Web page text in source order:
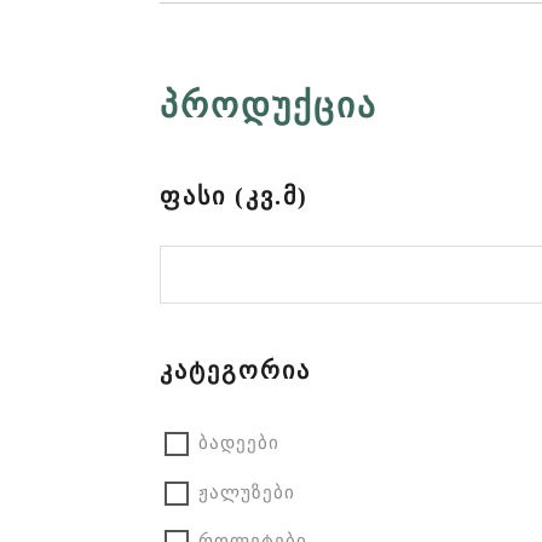
ᲞᲠᲝᲓᲣᲥᲪᲘᲐ
ᲤᲐᲡᲘ (ᲙᲕ.Მ)
ᲙᲐᲢᲔᲒᲝᲠᲘᲐ
ბადეები
ჟალუზები